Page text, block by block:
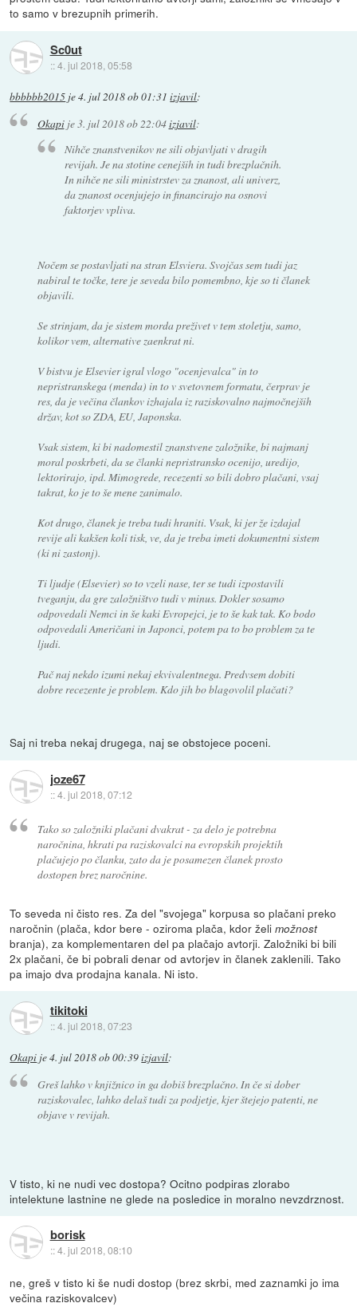
to samo v brezupnih primerih.
Sc0ut
::4. jul 2018, 05:58
bbbbbb2015 je4. jul 2018 ob 01:31 izjavil:
Okapije3. jul 2018 ob 22:04izjavil:
Nihče znanstvenikov ne sili objavljati v dragih
revijah. Je na stotine cenejših in tudi brezplačnih.
In nihče ne sili ministrstev za znanost, ali univerz,
da znanost ocenjujejo in financirajo na osnovi
faktorjev vpliva.
Nočem se postavljati na stran Elsviera. Svojčas sem tudi jaz
nabiral te točke, tere je seveda bilo pomembno, kje so ti članek
objavili.
Se strinjam, da je sistem morda preživet v tem stoletju, samo,
kolikor vem, alternative zaenkrat ni.
V bistvu je Elsevier igral vlogo "ocenjevalca" in to
nepristranskega (menda) in to v svetovnem formatu, čerprav je
res, da je večina člankov izhajala iz raziskovalno najmočnejših
držav, kot so ZDA, EU, Japonska.
Vsak sistem, ki bi nadomestil znanstvene založnike, bi najmanj
moral poskrbeti, da se članki nepristransko ocenijo, uredijo,
lektorirajo, ipd. Mimogrede, recezenti so bili dobro plačani, vsaj
takrat, ko je to še mene zanimalo.
Kot drugo, članek je treba tudi hraniti. Vsak, ki jer že izdajal
revije ali kakšen koli tisk, ve, da je treba imeti dokumentni sistem
(ki ni zastonj).
Ti ljudje (Elsevier) so to vzeli nase, ter se tudi izpostavili
tveganju, da gre založništvo tudi v minus. Dokler sosamo
odpovedali Nemci in še kaki Evropejci, je to še kak tak. Ko bodo
odpovedali Američani in Japonci, potem pa to bo problem za te
ljudi.
Pač naj nekdo izumi nekaj ekvivalentnega. Predvsem dobiti
dobre recezente je problem. Kdo jih bo blagovolil plačati?
Saj ni treba nekaj drugega, naj se obstojece poceni.
joze67
::4. jul 2018, 07:12
Tako so založniki plačani dvakrat - za delo je potrebna
naročnina, hkrati pa raziskovalci na evropskih projektih
plačujejo po članku, zato da je posamezen članek prosto
dostopen brez naročnine.
To seveda ni čisto res. Za del "svojega" korpusa so plačani preko
naročnin (plača, kdor bere - oziroma plača, kdor želimožnost
branja), za komplementaren del pa plačajo avtorji. Založniki bi bili
2x plačani, če bi pobrali denar od avtorjev in članek zaklenili. Tako
pa imajo dva prodajna kanala. Ni isto.
tikitoki
::4. jul 2018, 07:23
Okapi je4. jul 2018 ob 00:39izjavil:
Greš lahko v knjižnico in ga dobiš brezplačno. In če si dober
raziskovalec, lahko delaš tudi za podjetje, kjer štejejo patenti, ne
objave v revijah.
V tisto, ki ne nudi vec dostopa? Ocitno podpiras zlorabo
intelektune lastnine ne glede na posledice in moralno nevzdrznost.
borisk
::4. jul 2018, 08:10
ne, greš v tisto ki še nudi dostop (brez skrbi, med zaznamki jo ima
večina raziskovalcev)